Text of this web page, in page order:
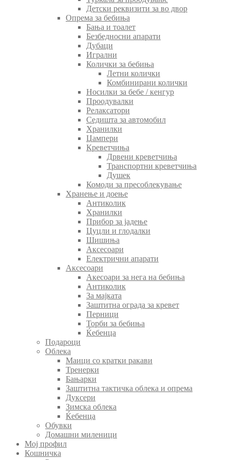
Детски реквизити за во двор
Опрема за бебиња
Бања и тоалет
Безбедносни апарати
Дубаци
Игрални
Колички за бебиња
Летни колички
Комбинирани колички
Носилки за бебе / кенгур
Проодувалки
Релаксатори
Седишта за автомобил
Хранилки
Џампери
Креветчиња
Дрвени креветчиња
Транспортни креветчиња
Душек
Комоди за пресоблекување
Хранење и доење
Антиколик
Хранилки
Прибор за јадење
Цуцли и глодалки
Шишиња
Аксесоари
Електрични апарати
Аксесоари
Акесоари за нега на бебиња
Антиколик
За мајката
Заштитна ограда за кревет
Перници
Торби за бебиња
Ќебенца
Подароци
Облека
Маици со кратки ракави
Тренерки
Бањарки
Заштитна тактичка облека и опрема
Дуксери
Зимска облека
Ќебенца
Обувки
Домашни миленици
Мој профил
Кошничка